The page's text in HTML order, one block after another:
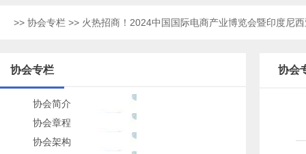
>> 协会专栏 >> 火热招商！2024中国国际电商产业博览会暨印度尼
协会专栏
协会简介
协会章程
协会架构
协会